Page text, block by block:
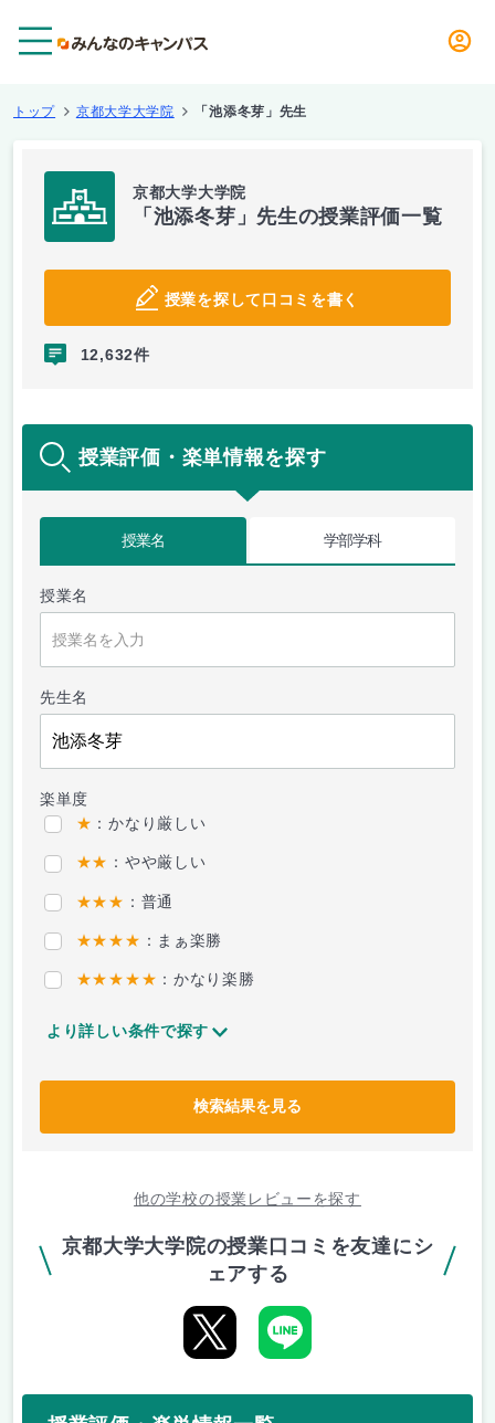
トップ 京都大学大学院 「池添冬芽」先生
京都大学大学院
「池添冬芽」先生の授業評価一覧
授業を探して口コミを書く
12,632件
授業評価・楽単情報を探す
授業名 学部学科
授業名
先生名
楽単度
★ ：かなり厳しい
★★ ：やや厳しい
★★★ ：普通
★★★★ ：まぁ楽勝
★★★★★ ：かなり楽勝
より詳しい条件で探す
検索結果を見る
他の学校の授業レビューを探す
京都大学大学院の授業口コミを友達にシ
ェアする